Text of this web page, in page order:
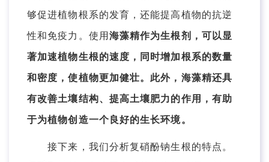
够促进植物根系的发育，还能提高植物的抗逆
性和免疫力。使用 海藻精作为生根剂，可以显
著加速植物生根的速度，同时增加根系的数量
和密度，使植物更加健壮。此外，海藻精还具
有改善土壤结构、提高土壤肥力的作用，有助
于为植物创造一个良好的生长环境。
接下来，我们分析复硝酚钠生根的特点。